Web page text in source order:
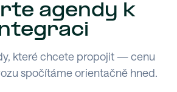
agendy k
které chcete propojit — cenu
spočítáme orientačně hned.